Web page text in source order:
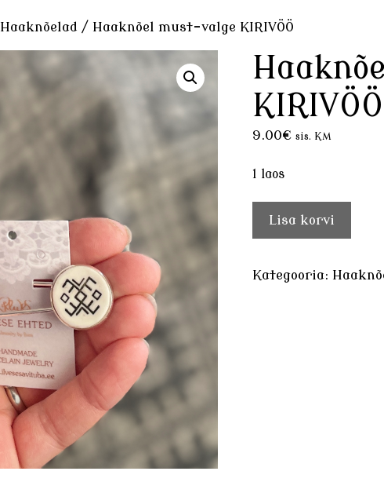
Haaknõelad / Haaknõel must-valge KIRIVÖÖ
KIRIVÖÖ
9.00€ sis. KM
1 laos
Haaknõel
KIRIVÖÖ
Lisa korvi
Kategooria: